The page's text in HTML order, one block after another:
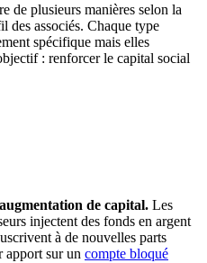
de plusieurs manières selon la
des associés. Chaque type
spécifique mais elles
: renforcer le capital social
de capital. Les
injectent des fonds en argent
à de nouvelles parts
apport sur un compte bloqué